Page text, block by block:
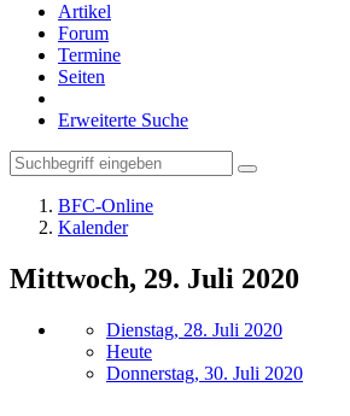
Artikel
Forum
Termine
Seiten
Erweiterte Suche
BFC-Online
Kalender
Mittwoch, 29. Juli 2020
Dienstag, 28. Juli 2020
Heute
Donnerstag, 30. Juli 2020